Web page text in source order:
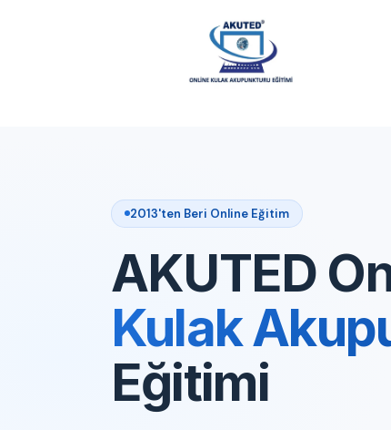
2013'ten Beri Online Eğitim
AKUTED
Kulak
Eğitimi